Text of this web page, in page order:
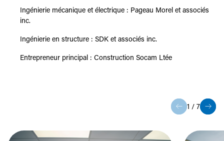
Ingénierie mécanique et électrique : Pageau Morel et associés
inc.
Ingénierie en structure : SDK et associés inc.
Entrepreneur principal : Construction Socam Ltée
1 / 7